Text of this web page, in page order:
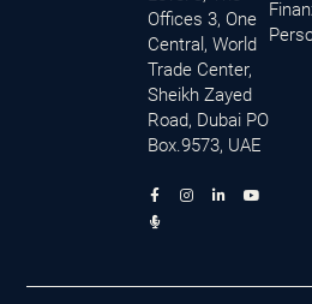
Offices 3, One
Central, World
Trade Center,
Sheikh Zayed
Road, Dubai PO
Box.9573, UAE
F
a
c
e
k
I
n
a
L
i
n
Y
o
M
i
c
r
o